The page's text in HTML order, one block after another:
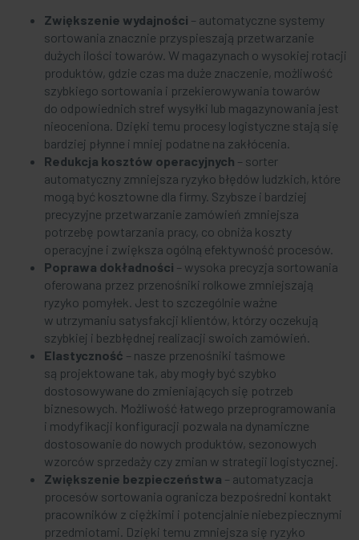
Zwiększenie wydajności – automatyczne systemy
sortowania znacznie przyspieszają przetwarzanie
dużych ilości towarów. W magazynach o wysokiej rotacji
produktów, gdzie czas ma duże znaczenie, możliwość
szybkiego sortowania i przekierowywania towarów
do odpowiednich stref wysyłki lub magazynowania jest
nieoceniona. Dzięki temu procesy logistyczne stają się
bardziej płynne i mniej podatne na zakłócenia.
Redukcja kosztów operacyjnych – sorter
automatyczny zmniejsza ryzyko błędów ludzkich, które
mogą być kosztowne dla firmy. Szybsze i bardziej
precyzyjne przetwarzanie zamówień zmniejsza
potrzebę powtarzania pracy, co obniża koszty
operacyjne i zwiększa ogólną efektywność procesów.
Poprawa dokładności – wysoka precyzja sortowania
oferowana przez przenośniki rolkowe zmniejszają
ryzyko pomyłek. Jest to szczególnie ważne
w utrzymaniu satysfakcji klientów, którzy oczekują
szybkiej i bezbłędnej realizacji swoich zamówień.
Elastyczność – nasze przenośniki taśmowe
są projektowane tak, aby mogły być szybko
dostosowywane do zmieniających się potrzeb
biznesowych. Możliwość łatwego przeprogramowania
i modyfikacji konfiguracji pozwala na dynamiczne
dostosowanie do nowych produktów, sezonowych
wzorców sprzedaży czy zmian w strategii logistycznej.
Zwiększenie bezpieczeństwa – automatyzacja
procesów sortowania ogranicza bezpośredni kontakt
pracowników z ciężkimi i potencjalnie niebezpiecznymi
przedmiotami. Dzięki temu zmniejsza się ryzyko